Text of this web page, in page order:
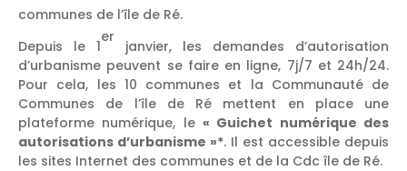
communes de l’île de Ré.
Depuis le 1
er
janvier, les demandes d’autorisation
d’urbanisme peuvent se faire en ligne, 7j/7 et 24h/24.
Pour cela, les 10 communes et la Communauté de
Communes de l’île de Ré mettent en place une
plateforme numérique, le « Guichet numérique des
autorisations d’urbanisme »*. Il est accessible depuis
les sites Internet des communes et de la Cdc île de Ré.